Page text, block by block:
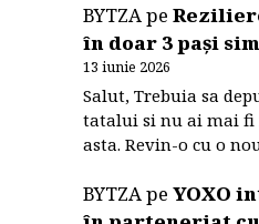
BYTZA pe
în doar 3 pași
13 iunie 2026
Salut, Trebuia sa
tatalui si nu ai mai
asta. Revin-o cu o
BYTZApeYOXO